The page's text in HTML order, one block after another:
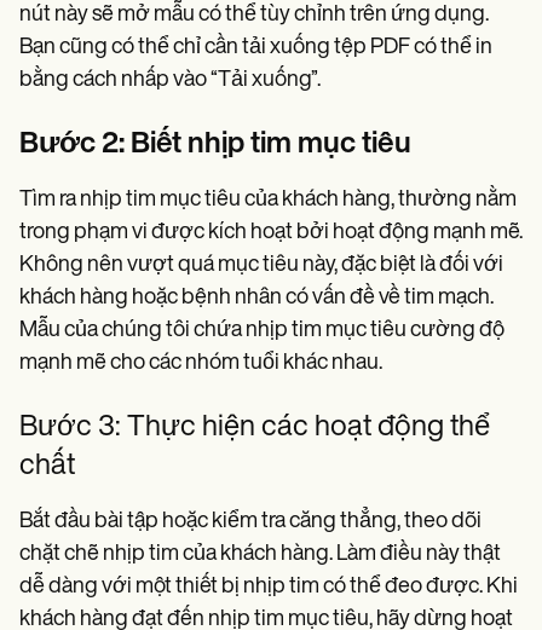
nút này sẽ mở mẫu có thể tùy chỉnh trên ứng dụng.
Bạn cũng có thể chỉ cần tải xuống tệp PDF có thể in
bằng cách nhấp vào “Tải xuống”.
Bước 2: Biết nhịp tim mục tiêu
Tìm ra nhịp tim mục tiêu của khách hàng, thường nằm
trong phạm vi được kích hoạt bởi hoạt động mạnh mẽ.
Không nên vượt quá mục tiêu này, đặc biệt là đối với
khách hàng hoặc bệnh nhân có vấn đề về tim mạch.
Mẫu của chúng tôi chứa nhịp tim mục tiêu cường độ
mạnh mẽ cho các nhóm tuổi khác nhau.
Bước 3: Thực hiện các hoạt động thể
chất
Bắt đầu bài tập hoặc kiểm tra căng thẳng, theo dõi
chặt chẽ nhịp tim của khách hàng. Làm điều này thật
dễ dàng với một thiết bị nhịp tim có thể đeo được. Khi
khách hàng đạt đến nhịp tim mục tiêu, hãy dừng hoạt